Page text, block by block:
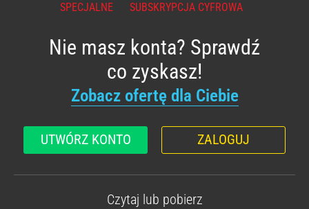
SPECJALNE
SUBSKRYPCJA CYFROWA
Nie masz konta? Sprawdź
co zyskasz!
Zobacz ofertę dla Ciebie
UTWÓRZ KONTO ZALOGUJ
Czytaj lub pobierz